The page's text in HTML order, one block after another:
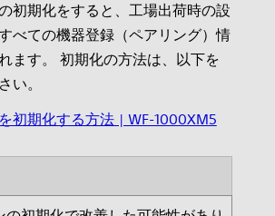
初期化をすると、工場出荷時の設
べての機器登録（ペアリング）情
ます。 初期化の方法は、以下を
い。
初期化する方法 | WF-1000XM5